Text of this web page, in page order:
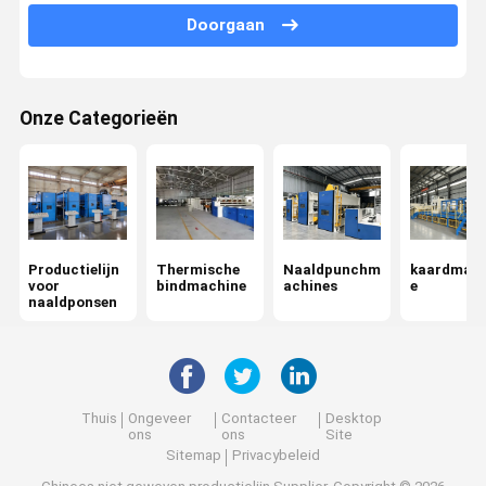
Webvormmachine
Calender strijkijzer
Windende machine
Machines voor het afwerken van weefsels
Chemische bindmachine, niet-geweven
Doorgaan
Onze Categorieën
Productielijn
voor
naaldponsen
Thermische
bindmachine
Naaldpunchm
achines
e
Thuis
Ongeveer
ons
Contacteer
ons
Desktop
Site
Sitemap
Privacybeleid